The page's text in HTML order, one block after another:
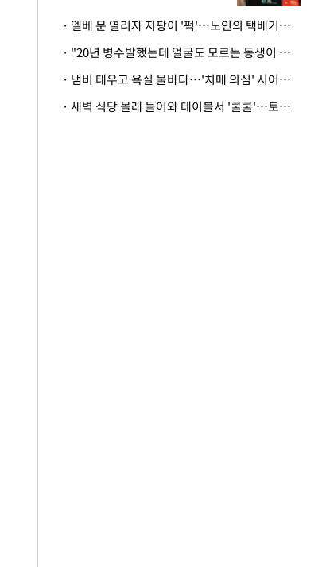
· 엘베 문 열리자 지팡이 '퍽'…노인의 택배기사 폭행 이유
· "20년 병수발했는데 얼굴도 모르는 동생이 유산 절반을"…배다른 형제 상속권 있을까
· 냄비 태우고 욕실 물바다…'치매 의심' 시어머니 검사 권유했다가 '날벼락'
· 새벽 식당 몰래 들어와 테이블서 '쿨쿨'…토사물 남기고 사라진 남성